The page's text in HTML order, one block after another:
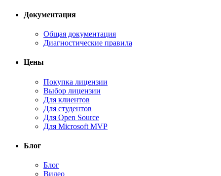
Документация
Общая документация
Диагностические правила
Цены
Покупка лицензии
Выбор лицензии
Для клиентов
Для студентов
Для Open Source
Для Microsoft MVP
Блог
Блог
Видео